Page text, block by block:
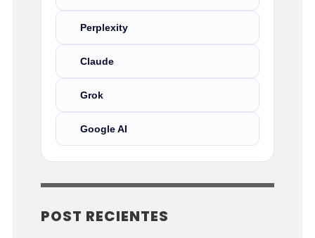
Perplexity
Claude
Grok
Google AI
POST RECIENTES